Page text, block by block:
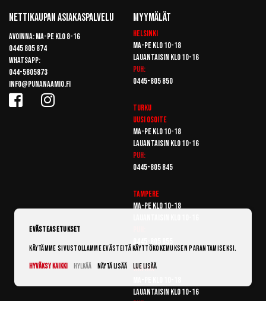
Nettikaupan Asiakaspalvelu
Avoinna: Ma-pe klo 8-16
0445 805 874
Whatsapp:
044-5805873
info@punanaamio.fi
Myymälät
Helsinki
Ma-pe klo 10-18
Lauantaisin klo 10-16
Puh:
0445-805 850
Turku
Uusi osoite
Ma-pe klo 10-18
Lauantaisin klo 10-16
Puh:
0445-805 845
Tampere
Ma-pe klo 10-18
Vantaa
Lauantaisin klo 10-16
Puh:
Evästeasetukset
Käytämme sivustollamme evästeitä käyttökokemuksen parantamiseksi.
Hyväksy kaikki
Hylkää Näytä lisää Lue lisää